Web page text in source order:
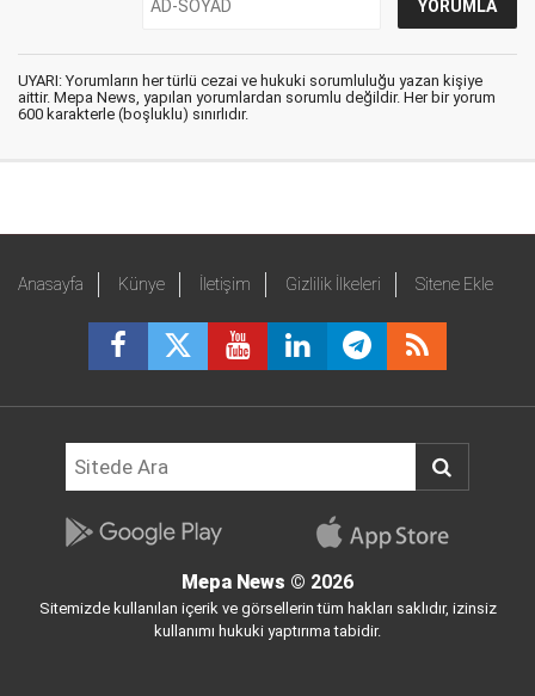
UYARI: Yorumların her türlü cezai ve hukuki sorumluluğu yazan kişiye
aittir. Mepa News, yapılan yorumlardan sorumlu değildir. Her bir yorum
600 karakterle (boşluklu) sınırlıdır.
Anasayfa Künye İletişim Gizlilik İlkeleri Sitene Ekle
Mepa News © 2026
Sitemizde kullanılan içerik ve görsellerin tüm hakları saklıdır, izinsiz
kullanımı hukuki yaptırıma tabidir.